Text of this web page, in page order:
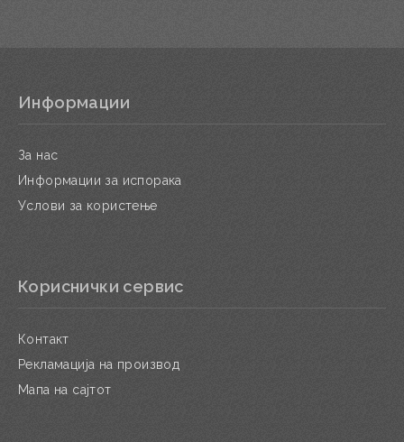
Информации
За нас
Информации за испорака
Услови за користење
Кориснички сервис
Контакт
Рекламација на производ
Мапа на сајтот